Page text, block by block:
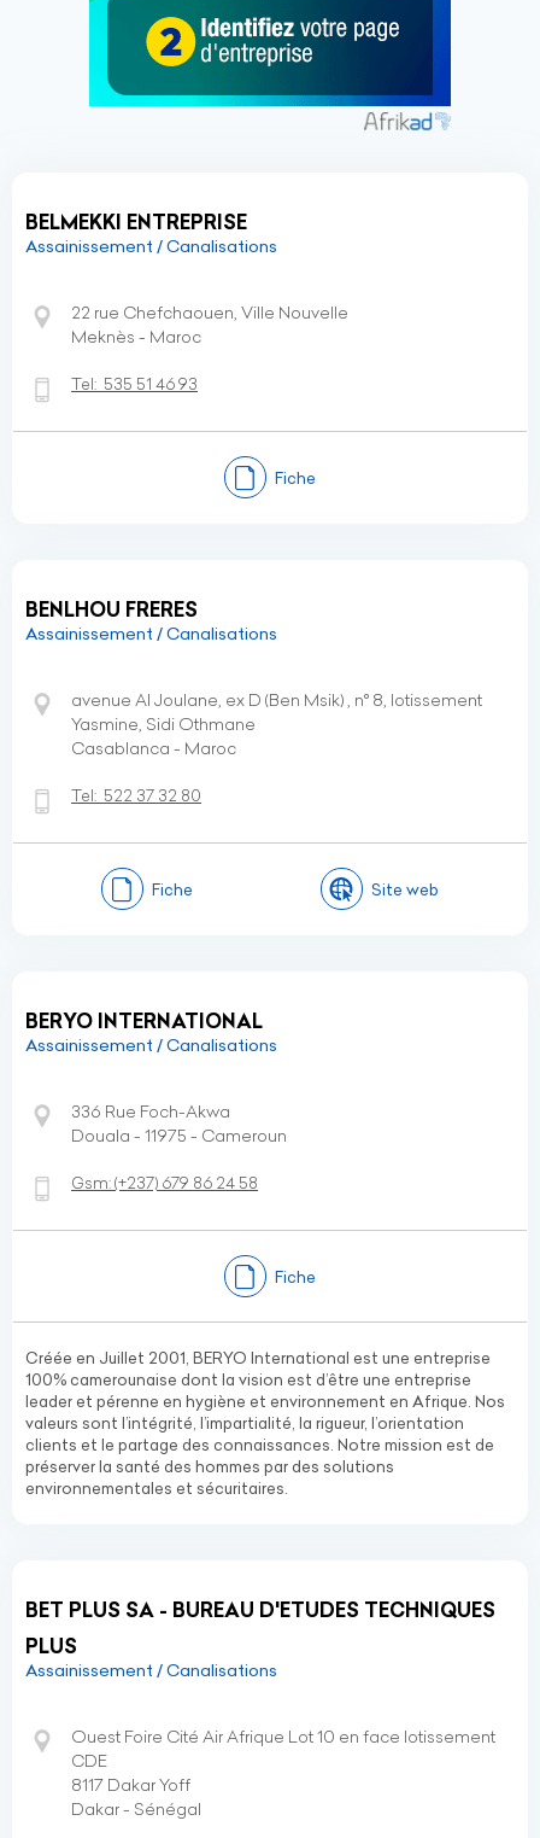
BELMEKKI ENTREPRISE
Assainissement / Canalisations
22 rue Chefchaouen, Ville Nouvelle
Meknès - Maroc
Tel: 535 51 46 93
Fiche
BENLHOU FRERES
Assainissement / Canalisations
avenue Al Joulane, ex D (Ben Msik) , n° 8, lotissement
Yasmine, Sidi Othmane
Casablanca - Maroc
Tel: 522 37 32 80
Fiche Site web
BERYO INTERNATIONAL
Assainissement / Canalisations
336 Rue Foch-Akwa
Douala - 11975 - Cameroun
Gsm:(+237) 679 86 24 58
Fiche
Créée en Juillet 2001, BERYO International est une entreprise
100% camerounaise dont la vision est d’être une entreprise
leader et pérenne en hygiène et environnement en Afrique. Nos
valeurs sont l’intégrité, l’impartialité, la rigueur, l’orientation
clients et le partage des connaissances. Notre mission est de
préserver la santé des hommes par des solutions
environnementales et sécuritaires.
BET PLUS SA - BUREAU D'ETUDES TECHNIQUES
PLUS
Assainissement / Canalisations
Ouest Foire Cité Air Afrique Lot 10 en face lotissement
CDE
8117 Dakar Yoff
Dakar - Sénégal